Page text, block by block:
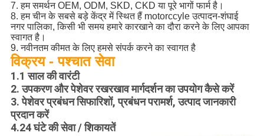
7. हम समर्थन OEM, ODM, SKD, CKD या पूरे भागों फार्म है।
8. हम चीन के सबसे बड़े केंद्र में स्थित हैं motorccyle उत्पादन-शंघाई
नगर पालिका, किसी भी समय हमारे कारखाने का दौरा करने के लिए आपका
स्वागत है।
9. नवीनतम कीमत के लिए हमसे संपर्क करने का स्वागत है
विक्रय - पश्चात सेवा
1.1 साल की वारंटी
2. उपकरण और पेशेवर रखरखाव मार्गदर्शन का उपयोग कैसे करें
3. पेशेवर प्रबंधन सिफारिशों, प्रबंधन परामर्श, उत्पाद जानकारी
प्रदान करें
4.24 घंटे की सेवा / शिकायतें